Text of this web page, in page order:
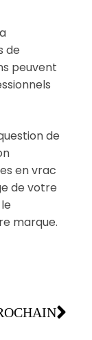
de
peuvent
de
en vrac
de votre
marque.